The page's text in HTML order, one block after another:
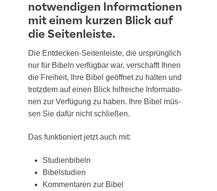
notwendigen Informationen
mit einem kurzen Blick auf
die Seitenleiste.
Die Ent­de­cken-Sei­ten­leis­te, die ursprüng­lich
nur für Bibeln ver­füg­bar war, ver­schafft Ihnen
die Frei­heit, Ihre Bibel geöff­net zu hal­ten und
trotz­dem auf einen Blick hilf­rei­che Infor­ma­tio­
nen zur Ver­fü­gung zu haben. Ihre Bibel müs­
sen Sie dafür nicht schließen.
Das funk­tio­niert jetzt auch mit:
Stu­di­en­bi­beln
Bibel­stu­di­en
Kom­men­ta­ren zur Bibel